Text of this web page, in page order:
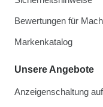
Bewertungen für
Markenkatalog
Unsere Angebote
Anzeigenschaltung